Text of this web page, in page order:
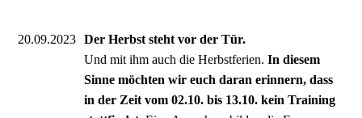
20.09.2023
Der Herbst steht vor der Tür.
Und mit ihm auch die Herbstferien.In diesem
Sinne möchten wir euch daran erinnern, dass
in der Zeit vom 02.10. bis 13.10. kein Training